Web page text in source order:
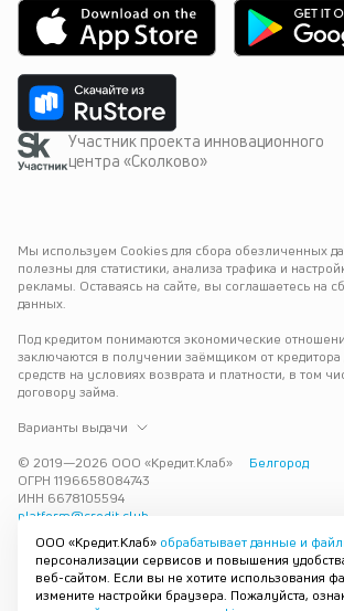
ООО «Кредит.Клаб» обрабатывает данные и
персонализации сервисов и повышения
веб-сайтом. Если вы не хотите использования
измените настройки браузера. Пожалуйста,
Мы используем Cookies для сбора обезличенных
полезны для статистики, анализа трафика и
рекламы. Оставаясь на сайте, вы соглашаетесь на
данных.
Под кредитом понимаются экономические
заключаются в получении заёмщиком от
средств на условиях возврата и платности, в том
договору займа.
Варианты выдачи
© 2019—2026 ООО «Кредит.Клаб»
ОГРН 1196658084743
ИНН 6678105594
Белгород
platform@credit.club
Кредит под залог недвижимости в Белгороде до
срочно и без лишних справок. Получите деньги под
квартиры с плохой кредитной историей с
Рассмотрим заявку и предложим наиболее
Участник проекта инновационного
центра «Сколково»